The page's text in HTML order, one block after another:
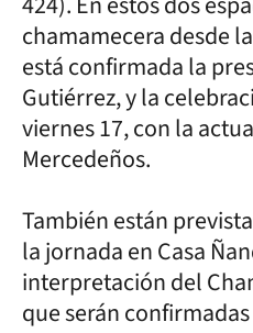
chamamecera desde
está confirmada la
Gutiérrez, y la
viernes 17, con la
Mercedeños.
También están
la jornada en Casa
interpretación del
que serán